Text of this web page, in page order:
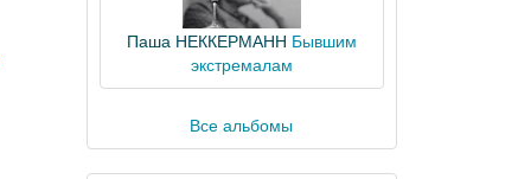
Паша НЕККЕРМАНН Бывшим
экстремалам
Все альбомы